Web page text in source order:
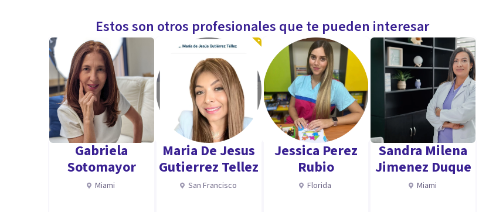
VOCACIÓN DE SERVICIO, AMABILIDAD Y BUEN TRATO
Estos son otros profesionales que te pueden interesar
Gabriela
Sotomayor
Miami
Maria De Jesus
Gutierrez Tellez
San Francisco
Jessica Perez
Rubio
Florida
Sandra Milena
Jimenez Duque
Miami